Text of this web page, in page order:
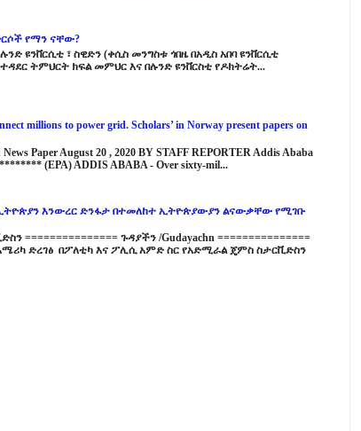
የማን ናቸው?
ዩንቨርሲቲ ፣ ስዊድን (ቀሲስ መንግስቱ ጎበዜ በአዲስ አበባ ዩንቨርሲቲ
ትምህርት ክፍል መምህር እና በሉንድ ዩንቨርስቲ የዶክትሬት...
millions to power grid. Scholars’ in Norway present papers on
Paper August 20 , 2020 BY STAFF REPORTER Addis Ababa
(EPA) ADDIS ABABA - Over sixty-mil...
እንውረር ድንፋታ በተመለከተ ኢትዮጵያውያን ልናውቃቸው የሚገቡ
=============== ጉዳያችን /Gudayachn ===============
ድረገፅ በፖለቲካ እና ፖሊሲ አምድ ስር የአድሚራል ጄምስ ስታርቪድስን